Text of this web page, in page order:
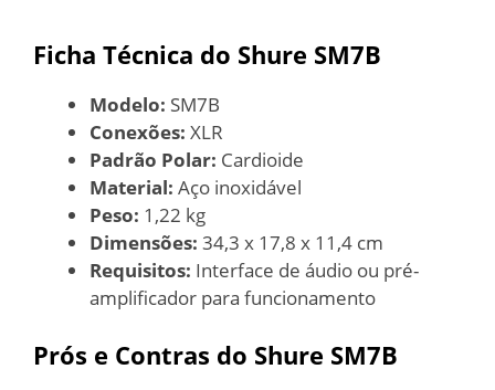
Ficha Técnica do Shure SM7B
Modelo: SM7B
Conexões: XLR
Padrão Polar: Cardioide
Material: Aço inoxidável
Peso: 1,22 kg
Dimensões: 34,3 x 17,8 x 11,4 cm
Requisitos: Interface de áudio ou pré-
amplificador para funcionamento
Prós e Contras do Shure SM7B